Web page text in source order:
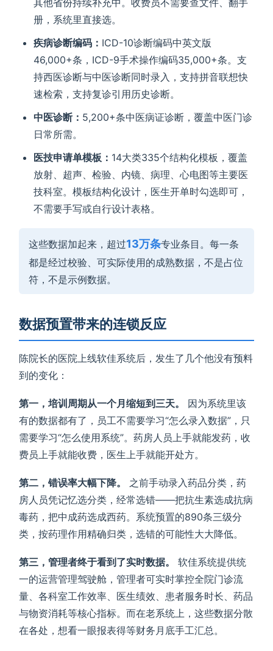
册，系统里直接选。
疾病诊断编码： ICD-10诊断编码中英文版
46,000+条，ICD-9手术操作编码35,000+条。支
持西医诊断与中医诊断同时录入，支持拼音联想快
速检索，支持复诊引用历史诊断。
中医诊断： 5,200+条中医病证诊断，覆盖中医门诊
日常所需。
医技申请单模板： 14大类335个结构化模板，覆盖
放射、超声、检验、内镜、病理、心电图等主要医
技科室。模板结构化设计，医生开单时勾选即可，
不需要手写或自行设计表格。
这些数据加起来，超过13万条专业条目。每一条
都是经过校验、可实际使用的成熟数据，不是占位
符，不是示例数据。
数据预置带来的连锁反应
陈院长的医院上线软佳系统后，发生了几个他没有预料
到的变化：
第一，培训周期从一个月缩短到三天。
因为系统里该
有的数据都有了，员工不需要学习“怎么录入数据”，只
需要学习“怎么使用系统”。药房人员上手就能发药，收
费员上手就能收费，医生上手就能开处方。
第二，错误率大幅下降。
之前手动录入药品分类，药
房人员凭记忆选分类，经常选错——把抗生素选成抗病
毒药，把中成药选成西药。系统预置的890条三级分
类，按药理作用精确归类，选错的可能性大大降低。
第三，管理者终于看到了实时数据。
软佳系统提供统
一的运营管理驾驶舱，管理者可实时掌控全院门诊流
量、各科室工作效率、医生绩效、患者服务时长、药品
与物资消耗等核心指标。而在老系统上，这些数据分散
在各处，想看一眼报表得等财务月底手工汇总。